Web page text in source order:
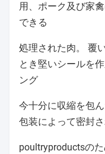
用、ポーク及び家
できる
処理された肉。 覆
とき堅いシールを
ング
今十分に収縮を包
包装によって密封
poultryproductsの